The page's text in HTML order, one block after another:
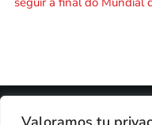
2024 © PROPIEDAD DE